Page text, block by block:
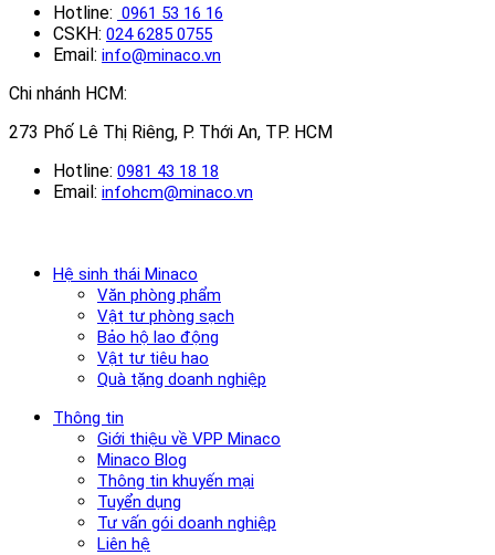
Hotline: 0961 53 16 16
CSKH: 024 6285 0755
Email: info@minaco.vn
Chi nhánh HCM:
273 Phố Lê Thị Riêng, P. Thới An, TP. HCM
Hotline: 0981 43 18 18
Email: infohcm@minaco.vn
Hệ sinh thái Minaco
Văn phòng phẩm
Vật tư phòng sạch
Bảo hộ lao động
Vật tư tiêu hao
Quà tặng doanh nghiệp
Thông tin
Giới thiệu về VPP Minaco
Minaco Blog
Thông tin khuyến mại
Tuyển dụng
Tư vấn gói doanh nghiệp
Liên hệ